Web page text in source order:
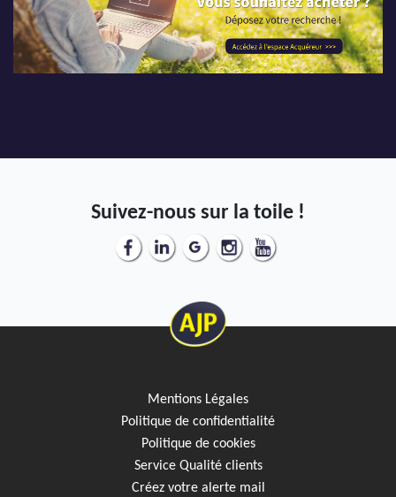
Suivez-nous sur la toile !
Mentions Légales
Politique de confidentialité
Politique de cookies
Service Qualité clients
Créez votre alerte mail